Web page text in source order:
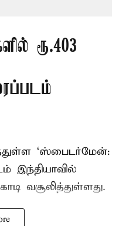
ரூ.403
‘ஸ்பைடர்மேன்:
இந்தியாவில்
வசூலித்துள்ளது.